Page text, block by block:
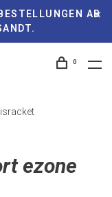
AB
0
ezone